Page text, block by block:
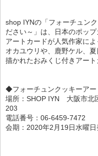
shop IYNの「フォーチュン
ださい～」は、日本のポッ
アートカードが人気作家によ
オカユウリや、鹿野ケル、
描かれたおみくじ付きアート
◆フォーチュンクッキーアー
場所：SHOP IYN 大阪市北
203
電話番号：06-6459-7472
会期：2020年2月19日水曜日